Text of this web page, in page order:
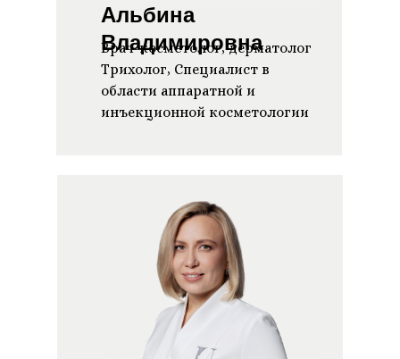
Альбина
Владимировна
Врач-косметолог, дерматолог
Трихолог, Специалист в
области аппаратной и
инъекционной косметологии